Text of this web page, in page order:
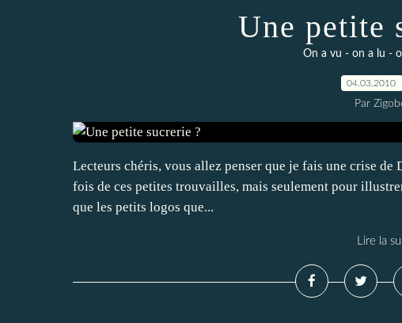
Une petite
On a vu - on a lu -
04.03.2010
Par
Lecteurs chéris, vous allez penser que je fais une crise de
fois de ces petites trouvailles, mais seulement pour
que les petits logos que...
Lire la